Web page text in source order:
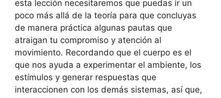
esta lección necesitaremos que puedas ir un
poco más allá de la teoría para que concluyas
de manera práctica algunas pautas que
atraigan tu compromiso y atención al
movimiento. Recordando que el cuerpo es el
que nos ayuda a experimentar el ambiente, los
estímulos y generar respuestas que
interaccionen con los demás sistemas, así que,